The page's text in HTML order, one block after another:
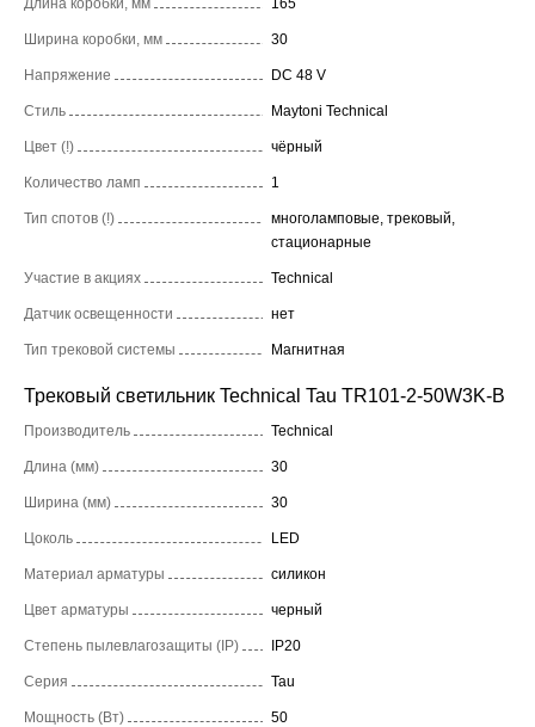
Ширина коробки, мм 30
Напряжение DC 48 V
Стиль Maytoni Technical
Цвет (!) чёрный
Количество ламп 1
Тип спотов (!)
многоламповые, трековый,
стационарные
Участие в акциях Technical
Датчик освещенности нет
Тип трековой системы Магнитная
Трековый светильник Technical Tau TR101-2-50W3K-B
Производитель Technical
Длина (мм) 30
Ширина (мм) 30
Цоколь LED
Материал арматуры силикон
Цвет арматуры черный
Степень пылевлагозащиты (IP) IP20
Серия Tau
Мощность (Вт) 50